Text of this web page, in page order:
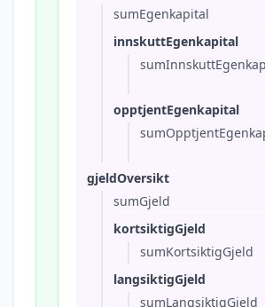
sumEgenkapital
innskuttEgenkapital
opptjentEgenkapital
gjeldOversikt
sumGjeld
kortsiktigGjeld
sumKortsiktigGjeld
langsiktigGjeld
sumLangsiktigGjeld